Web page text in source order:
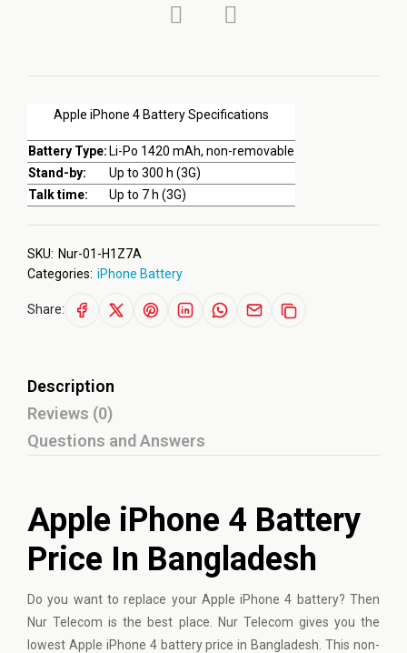
Apple iPhone 4 Battery Specifications
Battery Type:Li-Po 1420 mAh, non-removable
Stand-by:
Up to 300 h (3G)
Talk time:
Up to 7 h (3G)
SKU: Nur-01-H1Z7A
Categories: iPhone Battery
Share:
Description
Reviews (0)
Questions and Answers
Apple iPhone 4 Battery
Price In Bangladesh
Do you want to replace your Apple iPhone 4 battery? Then
Nur Telecom is the best place. Nur Telecom gives you the
lowest Apple iPhone 4 battery price in Bangladesh. This non-